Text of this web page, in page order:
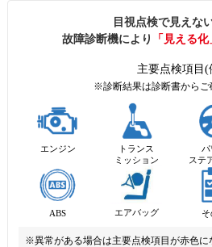
目視点検で見えな
故障診断機により
「見える化
主要点検項目(
※診断結果は診断書からご
エンジン
トランス
ミッション
パ
ステ
ABS エアバッグ
※異常がある場合は主要点検項目が赤色に